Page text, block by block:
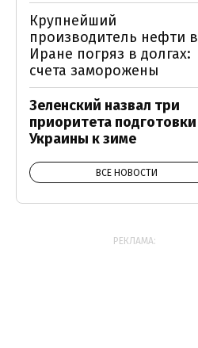
Крупнейший
производитель нефти в
Иране погряз в долгах:
счета заморожены
Зеленский назвал три
приоритета подготовки
Украины к зиме
ВСЕ НОВОСТИ
РЕКЛАМА: